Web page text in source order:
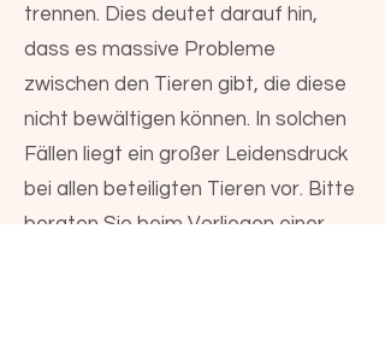
trennen. Dies deutet darauf hin,
dass es massive Probleme
zwischen den Tieren gibt, die diese
nicht bewältigen können. In solchen
Fällen liegt ein großer Leidensdruck
bei allen beteiligten Tieren vor. Bitte
beraten Sie beim Vorliegen einer